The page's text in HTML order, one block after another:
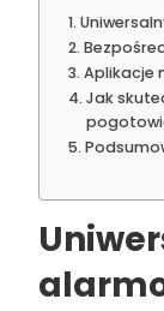
Aplikacje
Jak